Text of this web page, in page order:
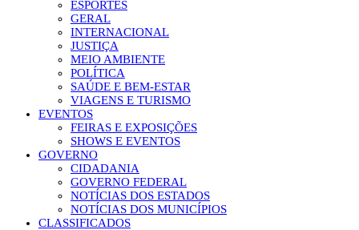
ESPORTES
GERAL
INTERNACIONAL
JUSTIÇA
MEIO AMBIENTE
POLÍTICA
SAÚDE E BEM-ESTAR
VIAGENS E TURISMO
EVENTOS
FEIRAS E EXPOSIÇÕES
SHOWS E EVENTOS
GOVERNO
CIDADANIA
GOVERNO FEDERAL
NOTÍCIAS DOS ESTADOS
NOTÍCIAS DOS MUNICÍPIOS
CLASSIFICADOS